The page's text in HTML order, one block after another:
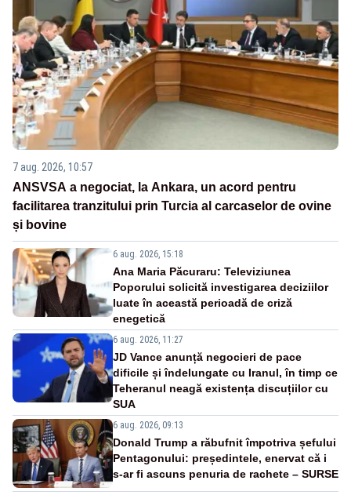
7 aug. 2026, 10:57
ANSVSA a negociat, la Ankara, un acord pentru
facilitarea tranzitului prin Turcia al carcaselor de ovine
și bovine
6 aug. 2026, 15:18
Ana Maria Păcuraru: Televiziunea
Poporului solicită investigarea deciziilor
luate în această perioadă de criză
enegetică
6 aug. 2026, 11:27
JD Vance anunță negocieri de pace
dificile și îndelungate cu Iranul, în timp ce
Teheranul neagă existența discuțiilor cu
SUA
6 aug. 2026, 09:13
Donald Trump a răbufnit împotriva șefului
Pentagonului: președintele, enervat că i
s-ar fi ascuns penuria de rachete – SURSE